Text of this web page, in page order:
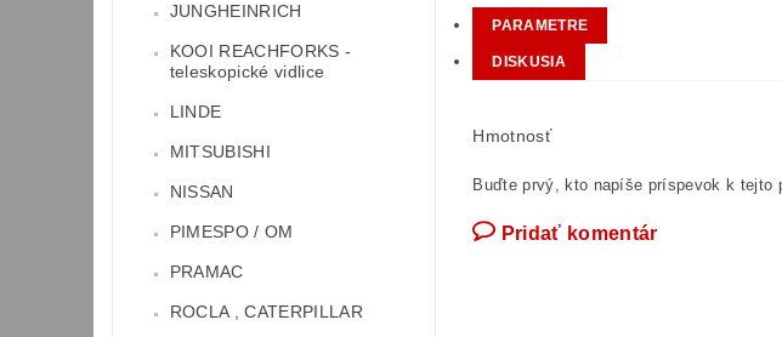
JUNGHEINRICH
KOOI REACHFORKS -
teleskopické vidlice
LINDE
MITSUBISHI
NISSAN
PIMESPO / OM
PRAMAC
ROCLA , CATERPILLAR
PARAMETRE
DISKUSIA
Hmotnosť
Buďte prvý, kto napíše príspevok k tejto
Pridať komentár